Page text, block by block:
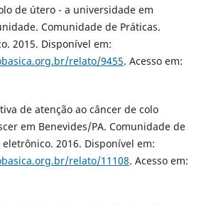
de útero - a universidade em
Comunidade de Práticas.
2015. Disponível em:
relato/9455. Acesso em:
de atenção ao câncer de colo
em Benevides/PA. Comunidade de
2016. Disponível em:
relato/11108. Acesso em: